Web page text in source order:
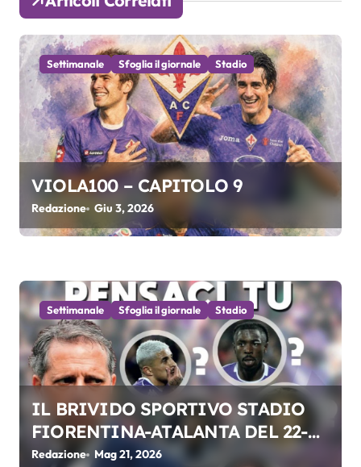
z
i
o
n
e
a
i
c
o
l
i
Settimanale Sfoglia il giornale Stadio
VIOLA100 – CAPITOLO 9
Redazione Giu 3, 2026
Settimanale Sfoglia il giornale Stadio
IL BRIVIDO SPORTIVO STADIO
FIORENTINA-ATALANTA DEL 22-
05-2026
Redazione Mag 21, 2026